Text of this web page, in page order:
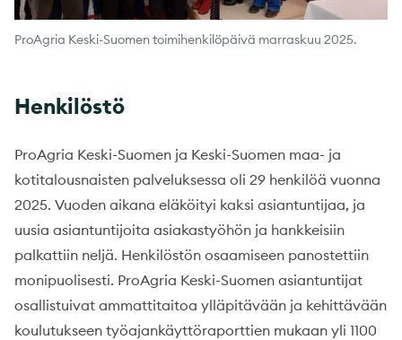
ProAgria Keski-Suomen toimihenkilöpäivä marraskuu 2025.
Henkilöstö
ProAgria Keski-Suomen ja Keski-Suomen maa- ja
kotitalousnaisten palveluksessa oli 29 henkilöä vuonna
2025. Vuoden aikana eläköityi kaksi asiantuntijaa, ja
uusia asiantuntijoita asiakastyöhön ja hankkeisiin
palkattiin neljä. Henkilöstön osaamiseen panostettiin
monipuolisesti. ProAgria Keski-Suomen asiantuntijat
osallistuivat ammattitaitoa ylläpitävään ja kehittävään
koulutukseen työajankäyttöraporttien mukaan yli 1100